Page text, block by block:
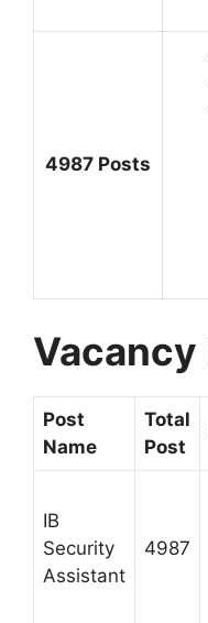
4987 Posts
Post
Name
Total
Post
IB
Security
Assistant
4987